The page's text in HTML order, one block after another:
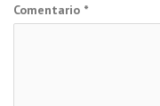
Comentario *